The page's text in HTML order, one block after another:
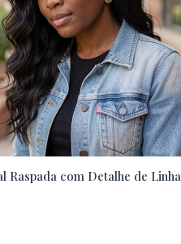
Raspada com Detalhe de Linha